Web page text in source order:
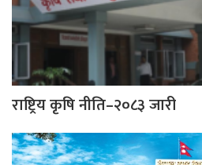
राष्ट्रिय कृषि नीति–२०८३ जारी